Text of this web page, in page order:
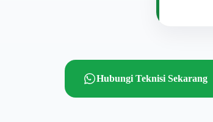
Hubungi Teknisi Sekarang